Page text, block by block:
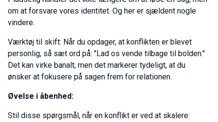
om at forsvare vores identitet. Og her er sjældent nogle
vindere.
Værktøj til skift: Når du opdager, at konflikten er blevet
personlig, så sæt ord på: "Lad os vende tilbage til bolden."
Det kan virke banalt, men det markerer tydeligt, at du
ønsker at fokusere på sagen frem for relationen.
Øvelse i åbenhed:
Stil disse spørgsmål, når en konflikt er ved at skalere: